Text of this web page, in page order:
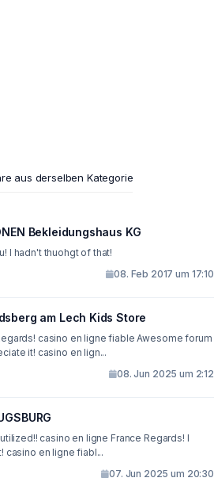
aus derselben Kategorie
Bekleidungshaus KG
I hadn't thuohgt of that!
08. Feb 2017 um 17:10
am Lech Kids Store
casino en ligne fiable Awesome forum
it! casino en lign...
08. Jun 2025 um 2:12
casino en ligne France Regards! I
casino en ligne fiabl...
07. Jun 2025 um 20:30